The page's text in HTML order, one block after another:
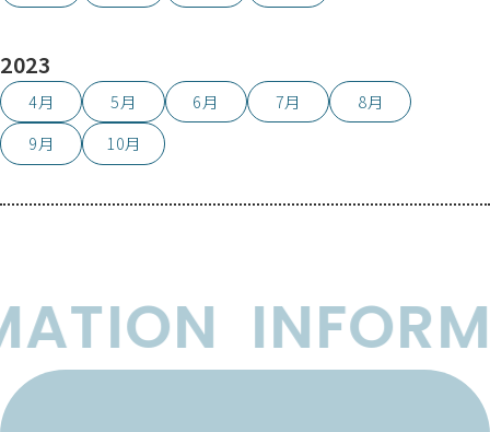
2023
4月 5月 6月 7月
8月
9月
10月